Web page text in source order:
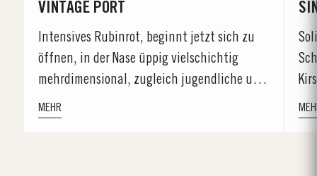
VINTAGE PORT
Intensives Rubinrot, beginnt jetzt sich zu
öffnen, in der Nase üppig vielschichtig
mehrdimensional, zugleich jugendliche und
gereifte Noten. Aromen von reifen Beeren,
Lakritz und Karamell mit duftigen
MEHR